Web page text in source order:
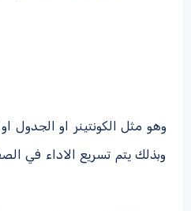
وهو مثل الكونتينر او الجدول
وبذلك يتم تسريع الاداء في